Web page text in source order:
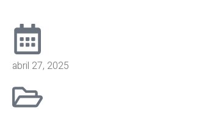
abril 27, 2025